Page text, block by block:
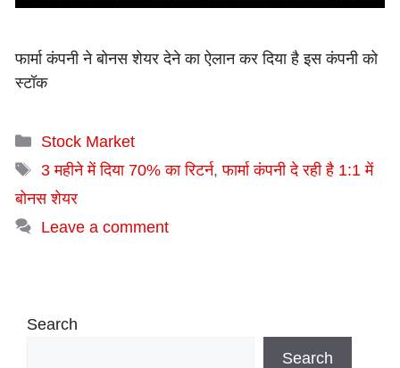
फार्मा कंपनी ने बोनस शेयर देने का ऐलान कर दिया है इस कंपनी को
स्टॉक
Categories
Stock Market
Tags
3 महीने में दिया 70% का रिटर्न,फार्मा कंपनी दे रही है 1:1 में
बोनस शेयर
Leave a comment
Search
Search